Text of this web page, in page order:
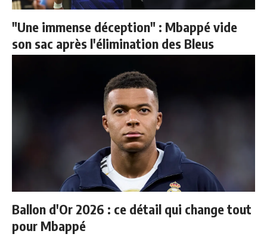
"Une immense déception" : Mbappé vide
son sac après l'élimination des Bleus
Ballon d'Or 2026 : ce détail qui change tout
pour Mbappé